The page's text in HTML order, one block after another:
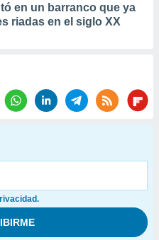
en un barranco que ya
riadas en el siglo XX